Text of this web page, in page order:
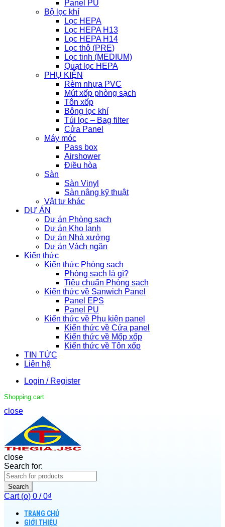
Panel PU
Bộ lọc khí
Lọc HEPA
Lọc HEPA H13
Lọc HEPA H14
Lọc thô (PRE)
Lọc tinh (MEDIUM)
Quạt lọc HEPA
PHỤ KIỆN
Rèm nhựa PVC
Mút xốp phòng sạch
Tôn xốp
Bông lọc khí
Túi lọc – Bag filter
Cửa Panel
Máy móc
Pass box
Airshower
Điều hòa
Sàn
Sàn Vinyl
Sàn nâng kỹ thuật
Vật tư khác
DỰ ÁN
Dự án Phòng sạch
Dự án Kho lạnh
Dự án Nhà xưởng
Dự án Vách ngăn
Kiến thức
Kiến thức Phòng sạch
Phòng sạch là gì?
Tiêu chuẩn Phòng sạch
Kiến thức về Sanwich Panel
Panel EPS
Panel PU
Kiến thức về Phụ kiện panel
Kiến thức về Cửa panel
Kiến thức về Mốp xốp
Kiến thức về Tôn xốp
TIN TỨC
Liên hệ
Login / Register
Shopping cart
close
close
Search for:
Search
Cart (o) 0 / 0₫
TRANG CHỦ
GIỚI THIỆU